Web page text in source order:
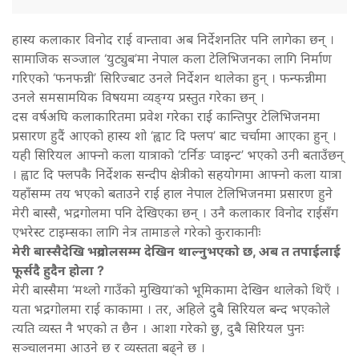
हास्य कलाकार विनोद राई वान्तावा अब निर्देशनतिर पनि लागेका छन् ।
सामाजिक सञ्जाल ‘युट्युब’मा नेपाल कला टेलिभिजनका लागि निर्माण
गरिएको ‘फनफन्नी’ सिरिज्बाट उनले निर्देशन थालेका हुन् । फन्फन्नीमा
उनले समसामयिक विषयमा व्यङ्ग्य प्रस्तुत गरेका छन् ।
दस वर्षअघि कलाकारितमा प्रवेश गरेका राई कान्तिपुर टेलिभिजनमा
प्रसारण हुदैं आएको हास्य शो ‘ह्वाट दि फ्लप’ बाट चर्चामा आएका हुन् ।
यही सिरियल आफ्नो कला यात्राको ‘टर्निङ प्वाइन्ट’ भएको उनी बताउँछन्
। ह्वाट दि फ्लपकै निर्देशक सन्दीप क्षेत्रीको सहयोगमा आफ्नो कला यात्रा
यहाँसम्म तय भएको बताउने राई हाल नेपाल टेलिभिजनमा प्रसारण हुने
मेरी बास्सै, भद्रगोलमा पनि देखिएका छन् । उनै कलाकार विनोद राईसँग
एभरेस्ट टाइम्सका लागि नेत्र तामाङले गरेको कुराकानीः
मेरी बास्सैदेखि भद्रगोलसम्म देखिन थाल्नुभएको छ, अब त तपाईलाई
फूर्सदै हुदैन होला ?
मेरी बास्सैमा ‘मथ्लो गाउँको मुखिया’को भूमिकामा देखिन थालेको थिएँ ।
यता भद्रगोलमा राई काकामा । तर, अहिले दुबै सिरियल बन्द भएकोले
त्यति व्यस्त नै भएको त छैन । आशा गरेको छु, दुबै सिरियल पुनः
सञ्चालनमा आउने छ र व्यस्तता बढ्ने छ ।